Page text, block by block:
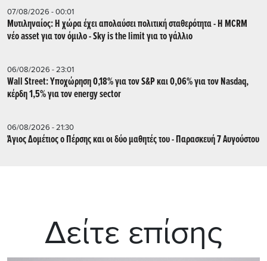
07/08/2026 - 00:01
Μυτιληναίος: Η χώρα έχει απολαύσει πολιτική σταθερότητα - Η MCRM
νέο asset για τον όμιλο - Sky is the limit για το γάλλιο
06/08/2026 - 23:01
Wall Street: Υποχώρηση 0,18% για τον S&P και 0,06% για τον Nasdaq,
κέρδη 1,5% για τον energy sector
06/08/2026 - 21:30
Άγιος Δομέτιος ο Πέρσης και οι δύο μαθητές του - Παρασκευή 7 Αυγούστου
Δείτε επίσης